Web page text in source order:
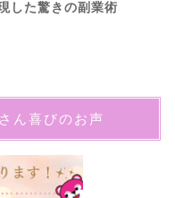
した驚きの副業術
ん喜びのお声